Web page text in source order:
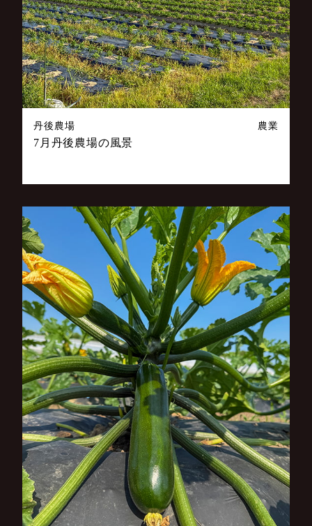
丹後農場 農業
7月丹後農場の風景